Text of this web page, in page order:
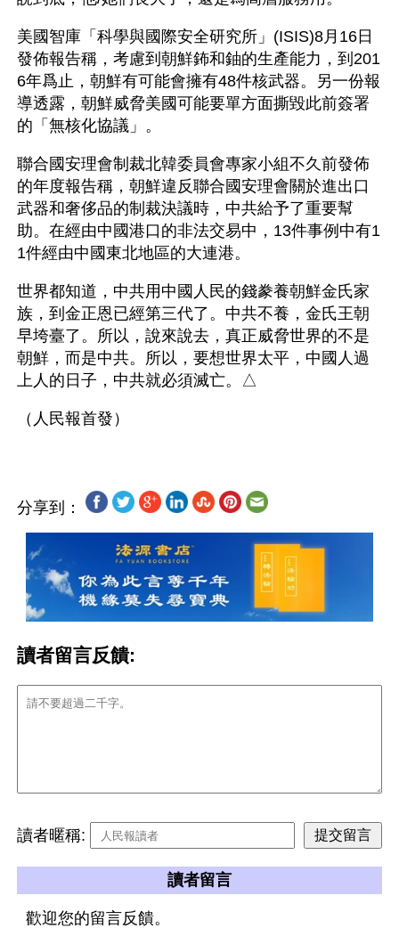
美國智庫「科學與國際安全研究所」(ISIS)8月16日
發佈報告稱，考慮到朝鮮鈽和鈾的生產能力，到201
6年爲止，朝鮮有可能會擁有48件核武器。另一份報
導透露，朝鮮威脅美國可能要單方面撕毀此前簽署
的「無核化協議」。
聯合國安理會制裁北韓委員會專家小組不久前發佈
的年度報告稱，朝鮮違反聯合國安理會關於進出口
武器和奢侈品的制裁決議時，中共給予了重要幫
助。在經由中國港口的非法交易中，13件事例中有1
1件經由中國東北地區的大連港。
世界都知道，中共用中國人民的錢豢養朝鮮金氏家
族，到金正恩已經第三代了。中共不養，金氏王朝
早垮臺了。所以，說來說去，真正威脅世界的不是
朝鮮，而是中共。所以，要想世界太平，中國人過
上人的日子，中共就必須滅亡。△
分享到：
讀者留言反饋:
讀者暱稱:
讀者留言
歡迎您的留言反饋。